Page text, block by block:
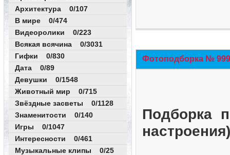
Архитектура 0/107
В мире 0/474
Видеоролики 0/223
Всякая всячина 0/3031
Гифки 0/830
Дата 0/89
Девушки 0/1548
Животный мир 0/715
Звёздные засветы 0/1128
Знаменитости 0/140
Игры 0/1047
Интересности 0/461
Музыкальные клипы 0/25
Фотоподборка №
Подборка